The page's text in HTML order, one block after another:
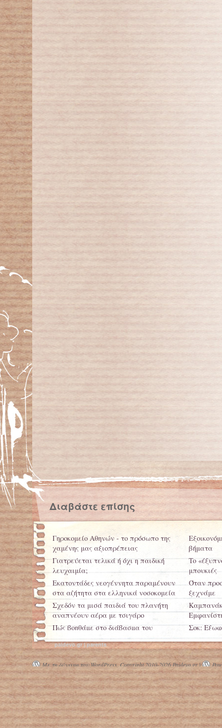
Διαβάστε επίσης
Γηροκομείο Αθηνών - το πρόσωπο της
χαμένης μας αξιοπρέπειας
Γιατρεύεται τελικά ή όχι η παιδική
λευχαιμία;
Εκατοντάδες νεογέννητα παραμένουν
στα αζήτητα στα ελληνικά νοσοκομεία
Σχεδόν τα μισά παιδιά του πλανήτη
αναπνέουν αέρα με τσιγάρο
Πώς βοηθάμε στο διάβασμα του
βήματα
To
μπουκιές
Όταν
ξεχνάμε
Σοκ:
ποινές
paidevo.gr | parents
Με τη δύναμη του WordPress. Copyright 2010-2026 Paidevo.gr |